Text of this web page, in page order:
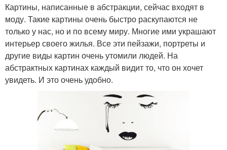
Картины, написанные в абстракции, сейчас входят в
моду. Такие картины очень быстро раскупаются не
только у нас, но и по всему миру. Многие ими украшают
интерьер своего жилья. Все эти пейзажи, портреты и
другие виды картин очень утомили людей. На
абстрактных картинах каждый видит то, что он хочет
увидеть. И это очень удобно.